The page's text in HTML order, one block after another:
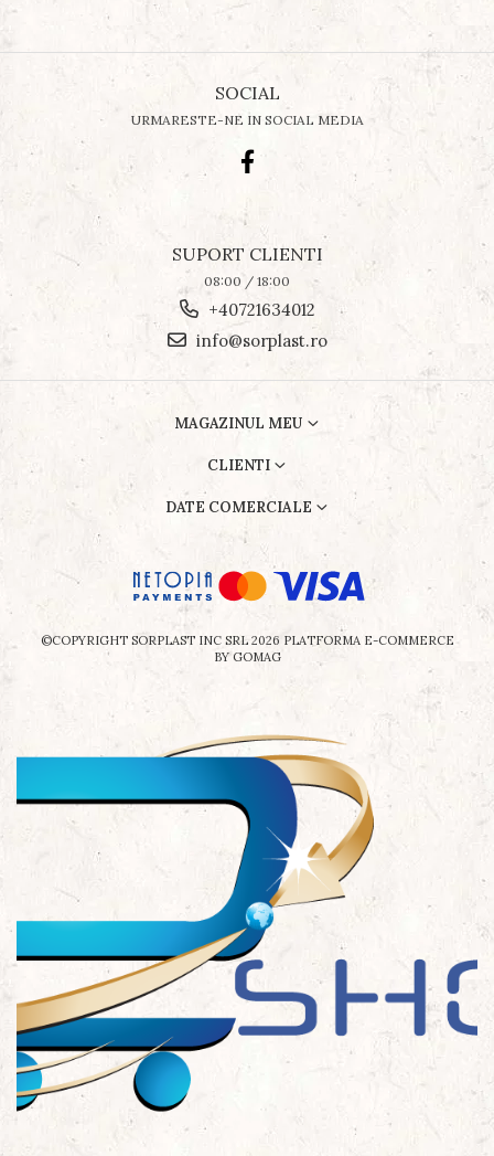
SOCIAL
URMARESTE-NE IN SOCIAL MEDIA
SUPORT CLIENTI
08:00 / 18:00
+40721634012
info@sorplast.ro
MAGAZINUL MEU
CLIENTI
DATE COMERCIALE
©COPYRIGHT SORPLAST INC SRL 2026 PLATFORMA E-COMMERCE
BY GOMAG